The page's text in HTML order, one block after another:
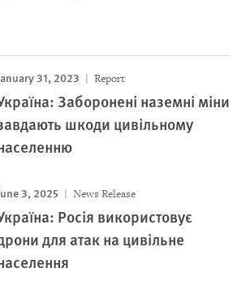
31, 2023 Report
Заборонені наземні міни
шкоди цивільному
3, 2025 News Release
Росія використовує
для атак на цивільне